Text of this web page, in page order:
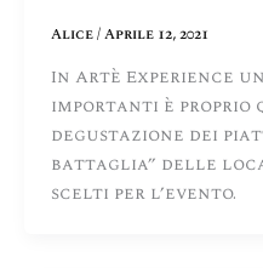
Alice/Aprile 12, 2021
In Artè Experience
importanti è
degustazione dei
battaglia” delle
scelti per l’evento.